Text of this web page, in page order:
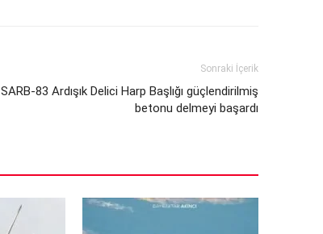
Sonraki İçerik
SARB-83 Ardışık Delici Harp Başlığı güçlendirilmiş
betonu delmeyi başardı